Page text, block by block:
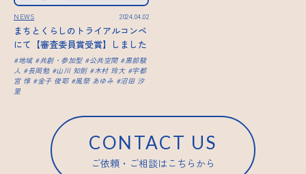
NEWS 2024.04.02
まちとくらしのトライアルコンペ
にて【審査委員賞受賞】しました
地域 共創・参加型 公共空間
黒部駿
人
長岡勉 山川 知則 木村 玲大
宇都
宮 惇
金子 俊耶 風祭 あゆみ
沼田 汐
里
CONTACT US
ご依頼・ご相談はこちらから